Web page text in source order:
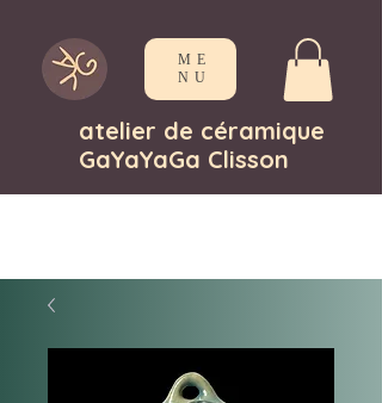
ME
NU
atelier de céramique
GaYaYaGa Clisson